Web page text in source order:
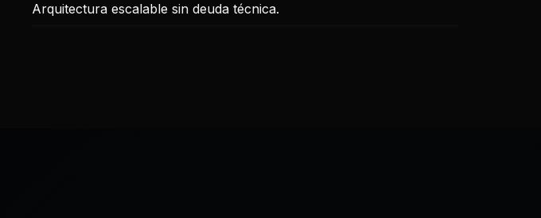
Arquitectura escalable sin deuda técnica.